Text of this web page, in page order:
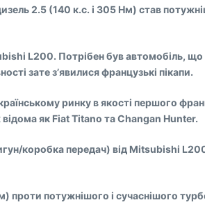
2.5 (140 к.с. і 305 Нм) став
L200. Потрібен був автомобіль, що
зате з’явилися французькі пікапи.
ринку в якості першого
як Fiat Titano та Changan Hunter.
коробка передач) від Mitsubishi
проти потужнішого і сучаснішого